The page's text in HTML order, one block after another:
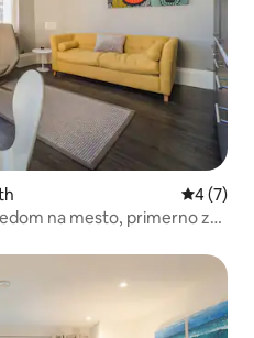
4 (7)
na mesto, primerno za